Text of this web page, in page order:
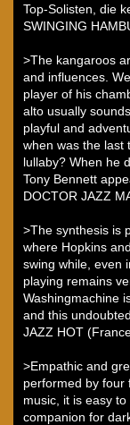
Top-Solisten, die
SWINGING
>The kangaroos
and influences.
player of his
alto usually
playful and
when was the last
lullaby? When he
Tony Bennett
DOCTOR JAZZ
>The synthesis is
where Hopkins
swing while, even
playing remains
Washingmachine
and this
JAZZ HOT
>Empathic and
performed by four
music, it is easy
companion for